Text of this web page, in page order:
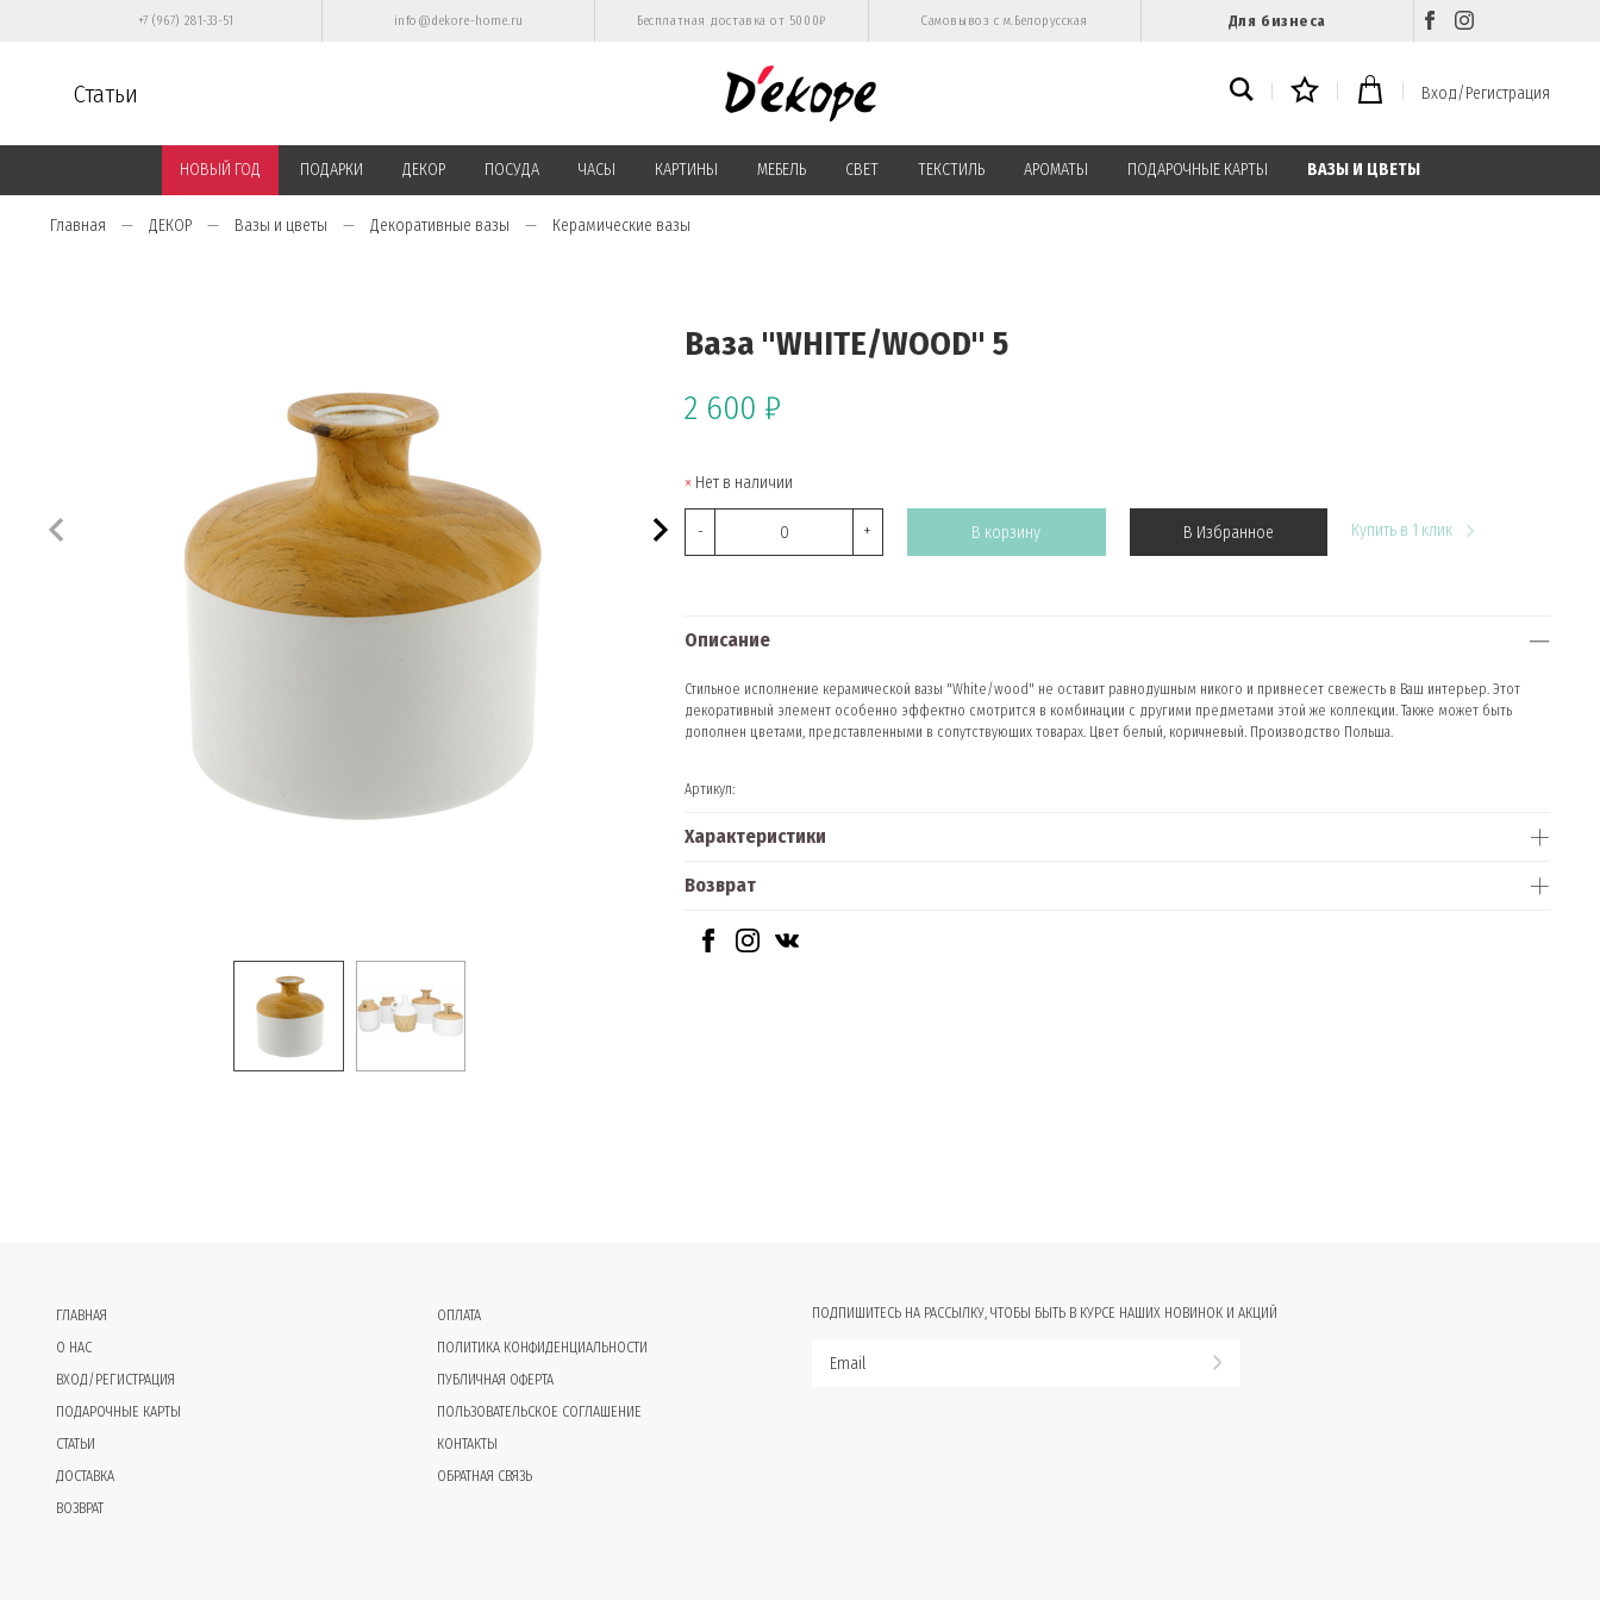
+7 (967) 281-33-51 info@dekore-home.ru Бесплатная доставка от 5000₽ Самовывоз с м.Белорусская Для бизнеса
Статьи Вход/Регистрация
НОВЫЙ ГОД ПОДАРКИ ДЕКОР ПОСУДА ЧАСЫ КАРТИНЫ МЕБЕЛЬ СВЕТ ТЕКСТИЛЬ АРОМАТЫ ПОДАРОЧНЫЕ КАРТЫ ВАЗЫ И ЦВЕТЫ
Главная ДЕКОР Вазы и цветы Декоративные вазы Керамические вазы
Ваза "WHITE/WOOD" 5
2 600 ₽
Нет в наличии
- + В корзину В Избранное Купить в 1 клик
Описание
Стильное исполнение керамической вазы "White/wood" не оставит равнодушным никого и привнесет свежесть в Ваш интерьер. Этот
декоративный элемент особенно эффектно смотрится в комбинации с другими предметами этой же коллекции. Также может быть
дополнен цветами, представленными в сопутствующих товарах. Цвет белый, коричневый. Производство Польша.
Артикул:
Характеристики
Возврат
ГЛАВНАЯ
О НАС
ВХОД/РЕГИСТРАЦИЯ
ПОДАРОЧНЫЕ КАРТЫ
СТАТЬИ
ДОСТАВКА
ВОЗВРАТ
ОПЛАТА
ПОЛИТИКА КОНФИДЕНЦИАЛЬНОСТИ
ПУБЛИЧНАЯ ОФЕРТА
ПОЛЬЗОВАТЕЛЬСКОЕ СОГЛАШЕНИЕ
КОНТАКТЫ
ОБРАТНАЯ СВЯЗЬ
ПОДПИШИТЕСЬ НА РАССЫЛКУ, ЧТОБЫ БЫТЬ В КУРСЕ НАШИХ НОВИНОК И АКЦИЙ